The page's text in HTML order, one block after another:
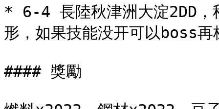
* 6-4 長陸秋津洲大淀2DD，
形，如果技能没开可以boss再
#### 獎勵